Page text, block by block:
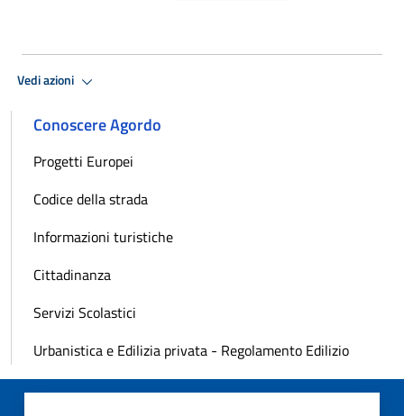
Vedi azioni
Conoscere Agordo
Progetti Europei
Codice della strada
Informazioni turistiche
Cittadinanza
Servizi Scolastici
Urbanistica e Edilizia privata - Regolamento Edilizio